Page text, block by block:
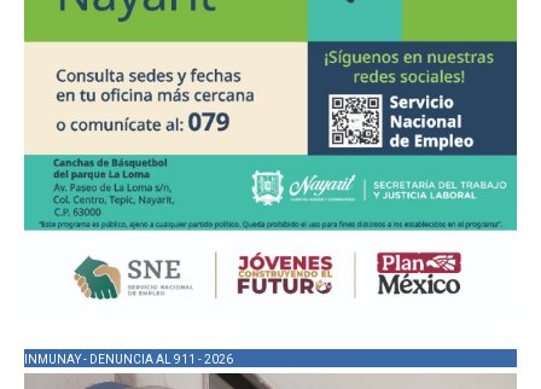
INMUNAY - DENUNCIA AL 911 - 2026